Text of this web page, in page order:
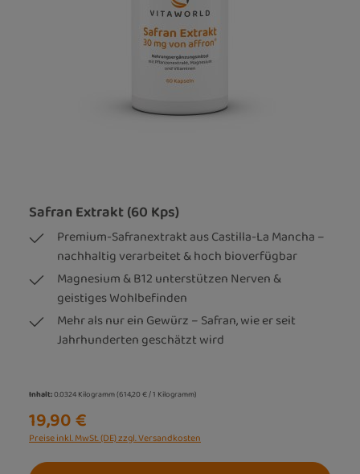
Safran Extrakt (60 Kps)
Premium-Safranextrakt aus Castilla-La Mancha –
nachhaltig verarbeitet & hoch bioverfügbar
Magnesium & B12 unterstützen Nerven &
geistiges Wohlbefinden
Mehr als nur ein Gewürz – Safran, wie er seit
Jahrhunderten geschätzt wird
Inhalt:0.0324 Kilogramm(614,20 € / 1 Kilogramm)
19,90 €
Preise inkl. MwSt. (DE) zzgl. Versandkosten